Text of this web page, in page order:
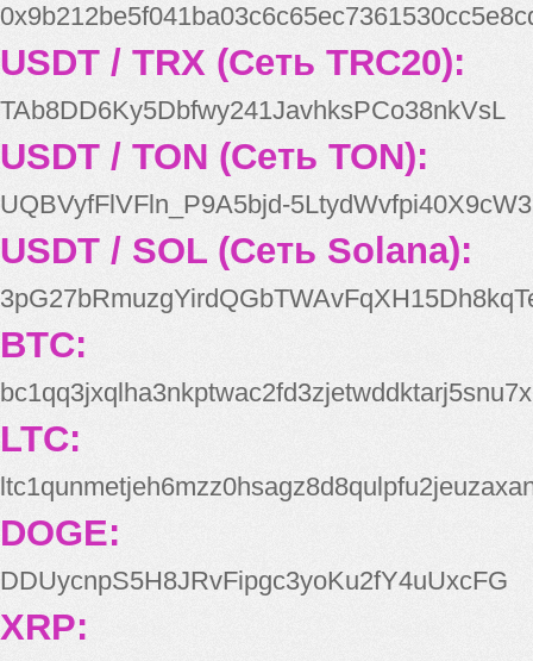
USDT / TRX (Сеть TRC20):
TAb8DD6Ky5Dbfwy241JavhksPCo38nkVsL
USDT / TON (Сеть TON):
UQBVyfFlVFln_P9A5bjd-
USDT / SOL (Сеть Solana):
BTC:
bc1qq3jxqlha3nkptwac2fd3zjetwddktarj5snu7x
LTC:
DOGE:
DDUycnpS5H8JRvFipgc3yoKu2fY4uUxcFG
XRP: